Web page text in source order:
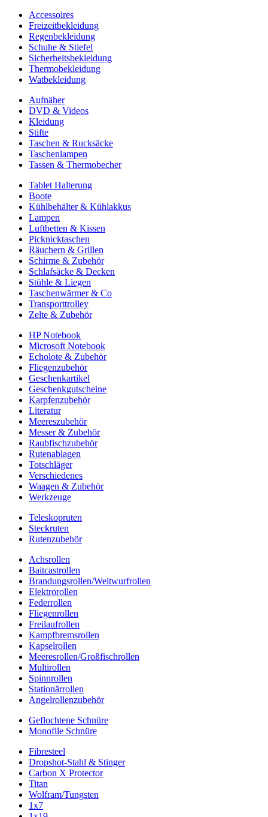
Accessoires
Freizeitbekleidung
Regenbekleidung
Schuhe & Stiefel
Sicherheitsbekleidung
Thermobekleidung
Watbekleidung
Aufnäher
DVD & Videos
Kleidung
Stifte
Taschen & Rucksäcke
Taschenlampen
Tassen & Thermobecher
Tablet Halterung
Boote
Kühlbehälter & Kühlakkus
Lampen
Luftbetten & Kissen
Picknicktaschen
Räuchern & Grillen
Schirme & Zubehör
Schlafsäcke & Decken
Stühle & Liegen
Taschenwärmer & Co
Transporttrolley
Zelte & Zubehör
HP Notebook
Microsoft Notebook
Echolote & Zubehör
Fliegenzubehör
Geschenkartikel
Geschenkgutscheine
Karpfenzubehör
Literatur
Meereszubehör
Messer & Zubehör
Raubfischzubehör
Rutenablagen
Totschläger
Verschiedenes
Waagen & Zubehör
Werkzeuge
Teleskopruten
Steckruten
Rutenzubehör
Achsrollen
Baitcastrollen
Brandungsrollen/Weitwurfrollen
Elektrorollen
Federrollen
Fliegenrollen
Freilaufrollen
Kampfbremsrollen
Kapselrollen
Meeresrollen/Großfischrollen
Multirollen
Spinnrollen
Stationärrollen
Angelrollenzubehör
Geflochtene Schnüre
Monofile Schnüre
Fibresteel
Dropshot-Stahl & Stinger
Carbon X Protector
Titan
Wolfram/Tungsten
1x7